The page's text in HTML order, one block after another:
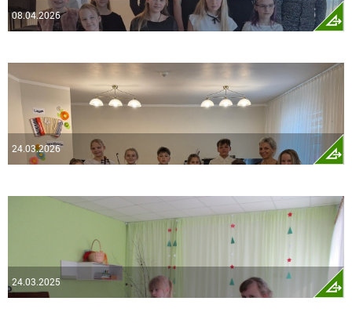
08.04.2026
24.03.2026
24.03.2025